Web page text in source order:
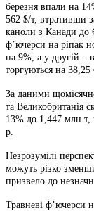
березня впали на
562 $/т, втративши
каноли з Канади до
ф’ючерси на ріпак
на 9%, а у другій –
торгуються на
За даними
та Великобританія
13% до 1,447 млн
р.
Незрозумілі
можуть різко
призвело до
Травневі ф’ючерси